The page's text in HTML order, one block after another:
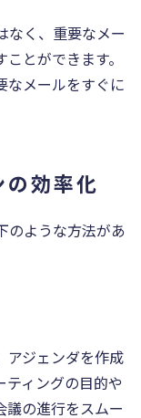
なく、重要なメー
とができます。
なメールをすぐに
効率化
のような方法があ
アジェンダを作成
ティングの目的や
議の進行をスムー